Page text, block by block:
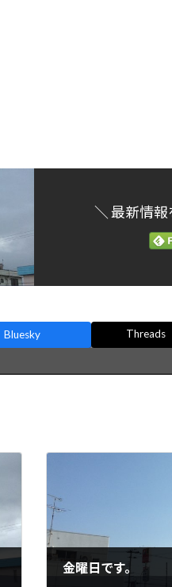
＼ 最新情
Bluesky Threads
金曜日です。